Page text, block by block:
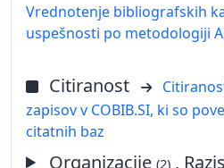
Vrednotenje bibliografskih
uspešnosti po metodologiji
Citiranost
zapisov v COBIB.SI, ki so
citatnih baz
Organizacije(2) ,